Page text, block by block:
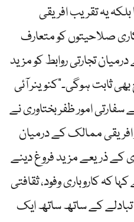
یہ تقریب افریقی
صلاحیتوں کو متعارف
تجارتی روابط کو مزید
ثابت ہوگی۔”کنوینر آئی
امور ظفر بختاوری نے
ممالک کے درمیان
کے ذریعے مزید فروغ دینے
کہ کاروباری وفود، ثقافتی
تبادلے کے ساتھ ساتھ ایک